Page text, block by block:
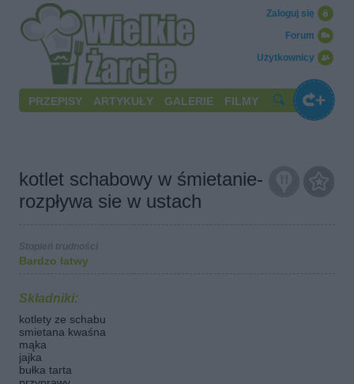
Użytkownicy
Forum
Zaloguj się
PRZEPISY ARTYKUŁY GALERIE FILMY
kotlet schabowy w śmietanie-
rozpływa sie w ustach
Bardzo łatwy
Składniki:
kotlety ze schabu
smietana kwaśna
mąka
jajka
bułka tarta